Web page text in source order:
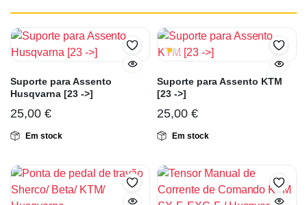
Suporte para Assento
Husqvarna [23 ->]
25,00 €
Em stock
Suporte para Assento KTM
[23 ->]
25,00 €
Em stock